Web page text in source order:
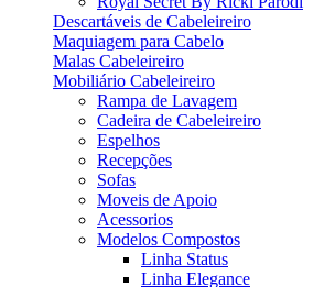
Descartáveis de Cabeleireiro
Maquiagem para Cabelo
Malas Cabeleireiro
Mobiliário Cabeleireiro
Rampa de Lavagem
Cadeira de Cabeleireiro
Espelhos
Recepções
Sofas
Moveis de Apoio
Acessorios
Modelos Compostos
Linha Status
Linha Elegance